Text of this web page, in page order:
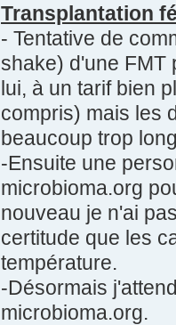
Transplantation
- Tentative de
shake) d'une FMT
lui, à un tarif bien
compris) mais les
beaucoup trop
-Ensuite une
microbioma.org
nouveau je n'ai
certitude que les
température.
-Désormais
microbioma.org.